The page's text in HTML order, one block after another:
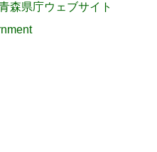
森県庁ウェブサイト